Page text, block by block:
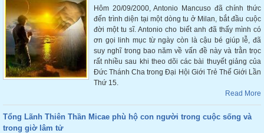
Hôm 20/09/2000, Antonio Mancuso đã chính thức
đến trình diện tại một dòng tu ở Milan, bắt đầu cuộc
đời một tu sĩ. Antonio cho biết anh đã thấy mình có
ơn gọi linh mục từ ngày còn là cậu bé giúp lễ, đã
suy nghĩ trong bao năm về vấn đề này và trằn trọc
rất nhiều sau khi theo dõi các bài thuyết giảng của
Đức Thánh Cha trong Đại Hội Giới Trẻ Thế Giới Lần
Thứ 15.
Read More
Tổng Lãnh Thiên Thần Micae phù hộ con người trong cuộc sống và
trong giờ lâm tử